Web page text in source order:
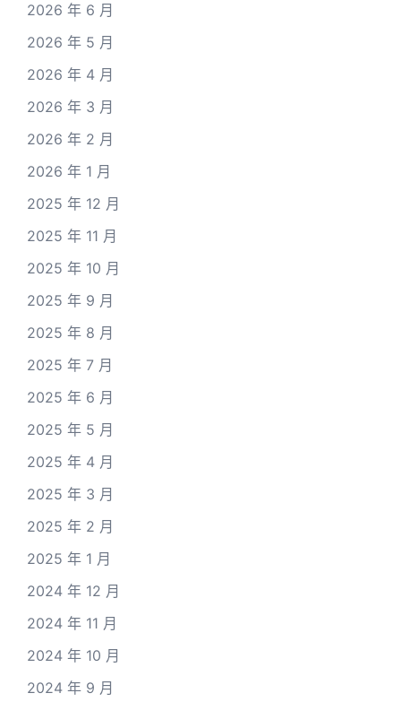
2026 年 6 月
2026 年 5 月
2026 年 4 月
2026 年 3 月
2026 年 2 月
2026 年 1 月
2025 年 12 月
2025 年 11 月
2025 年 10 月
2025 年 9 月
2025 年 8 月
2025 年 7 月
2025 年 6 月
2025 年 5 月
2025 年 4 月
2025 年 3 月
2025 年 2 月
2025 年 1 月
2024 年 12 月
2024 年 11 月
2024 年 10 月
2024 年 9 月